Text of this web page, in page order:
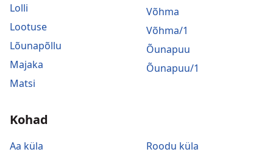
Lolli
Lootuse
Lõunapõllu
Majaka
Matsi
Võhma
Võhma/1
Õunapuu
Õunapuu/1
Kohad
Aa küla Roodu küla